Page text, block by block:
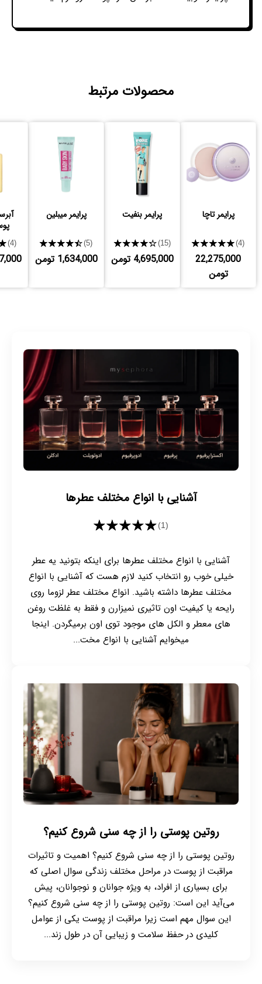
محصولات مرتبط
پرایمر تاچا
★★★★★(4)
22,275,000
تومن
پرایمر بنفیت
★★★★★(15)
4,695,000 تومن
پرایمر میبلین
★★★★★(5)
1,634,000 تومن
(4)
آشنایی با انواع مختلف عطرها
★★★★★(1)
آشنایی با انواع مختلف عطرها برای اینکه بتونید یه عطر
خیلی خوب رو انتخاب کنید لازم هست که آشنایی با انواع
مختلف عطرها داشته باشید. انواع مختلف عطر لزوما روی
رایحه یا کیفیت اون تاثیری نمیزارن و فقط به غلظت روغن
های معطر و الکل های موجود توی اون برمیگردن. اینجا
میخوایم آشنایی با انواع مخت...
روتین پوستی را از چه سنی شروع کنیم؟
روتین پوستی را از چه سنی شروع کنیم؟ اهمیت و تاثیرات
مراقبت از پوست در مراحل مختلف زندگی سوال اصلی که
برای بسیاری از افراد، به ویژه جوانان و نوجوانان، پیش
می‌آید این است: روتین پوستی را از چه سنی شروع کنیم؟
این سوال مهم است زیرا مراقبت از پوست یکی از عوامل
کلیدی در حفظ سلامت و زیبایی آن در طول زند...